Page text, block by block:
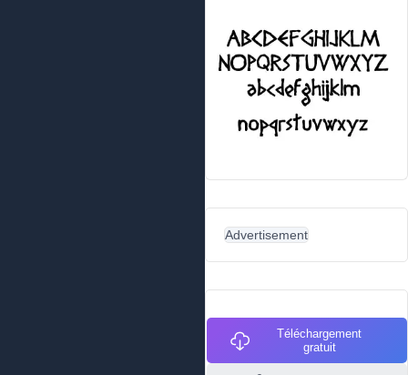
Advertisement
Téléchargement
gratuit